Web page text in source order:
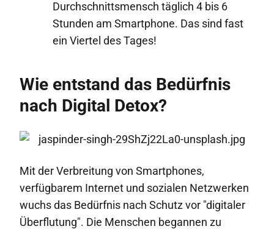
Durchschnittsmensch täglich 4 bis 6
Stunden am Smartphone. Das sind fast
ein Viertel des Tages!
Wie entstand das Bedürfnis
nach Digital Detox?
Mit der Verbreitung von Smartphones,
verfügbarem Internet und sozialen Netzwerken
wuchs das Bedürfnis nach Schutz vor "digitaler
Überflutung". Die Menschen begannen zu